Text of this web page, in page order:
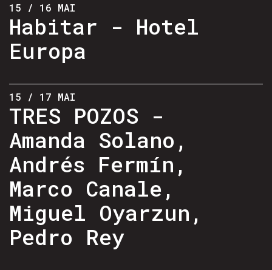
15 / 16 MAI
Habitar - Hotel
Europa
15 / 17 MAI
TRES POZOS -
Amanda Solano,
Andrés Fermín,
Marco Canale,
Miguel Oyarzun,
Pedro Rey